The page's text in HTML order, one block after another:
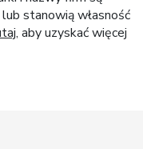
stanowią własność
, aby uzyskać więcej